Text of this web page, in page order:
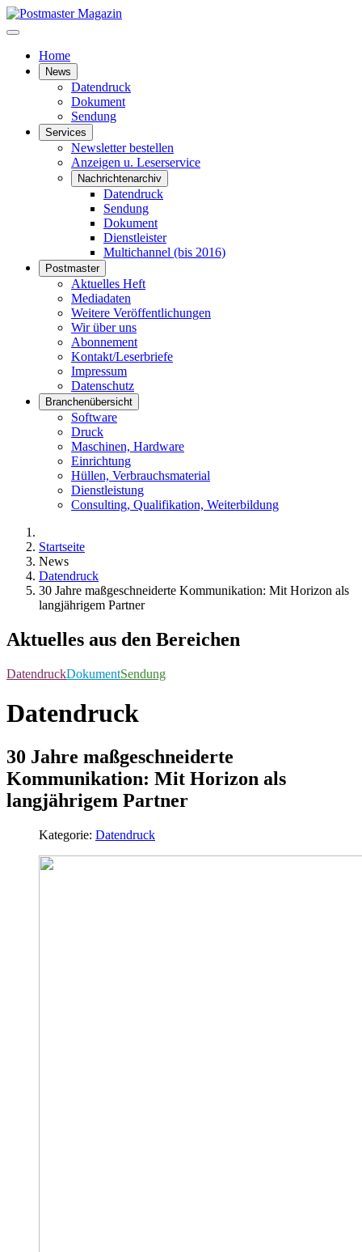
Home
News
Datendruck
Dokument
Sendung
Services
Newsletter bestellen
Anzeigen u. Leserservice
Nachrichtenarchiv
Datendruck
Sendung
Dokument
Dienstleister
Multichannel (bis 2016)
Postmaster
Aktuelles Heft
Mediadaten
Weitere Veröffentlichungen
Wir über uns
Abonnement
Kontakt/Leserbriefe
Impressum
Datenschutz
Branchenübersicht
Software
Druck
Maschinen, Hardware
Einrichtung
Hüllen, Verbrauchsmaterial
Dienstleistung
Consulting, Qualifikation, Weiterbildung
Startseite
News
Datendruck
30 Jahre maßgeschneiderte Kommunikation: Mit Horizon als
langjährigem Partner
Aktuelles aus den Bereichen
DatendruckDokumentSendung
Datendruck
30 Jahre maßgeschneiderte
Kommunikation: Mit Horizon als
langjährigem Partner
Kategorie: Datendruck